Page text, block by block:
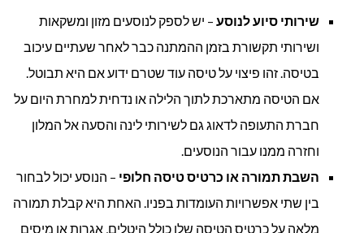
שירותי סיוע לנוסע – יש לספק לנוסעים מזון ומשקאות
ושירותי תקשורת בזמן ההמתנה כבר לאחר שעתיים עיכוב
בטיסה. זהו פיצוי על טיסה עוד שטרם ידוע אם היא תבוטל.
אם הטיסה מתארכת לתוך הלילה או נדחית למחרת היום על
חברת התעופה לדאוג גם לשירותי לינה והסעה אל המלון
וחזרה ממנו עבור הנוסעים.
השבת תמורה או כרטיס טיסה חלופי – הנוסע יכול לבחור
בין שתי אפשרויות העומדות בפניו. האחת היא קבלת תמורה
מלאה על כרטיס הטיסה שלו כולל היטלים, אגרות או מיסים